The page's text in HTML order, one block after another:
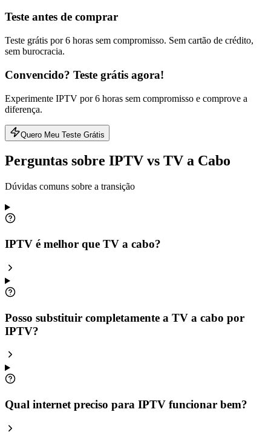
Teste antes de comprar
Teste grátis por 6 horas sem compromisso. Sem cartão de crédito,
sem burocracia.
Convencido? Teste grátis agora!
Experimente IPTV por 6 horas sem compromisso e comprove a
diferença.
Quero Meu Teste Grátis
Perguntas sobre IPTV vs TV a Cabo
Dúvidas comuns sobre a transição
IPTV é melhor que TV a cabo?
Posso substituir completamente a TV a cabo por
IPTV?
Qual internet preciso para IPTV funcionar bem?